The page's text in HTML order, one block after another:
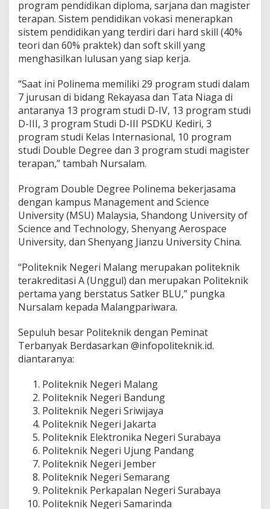
m
n
a
t
i
a
d
a
S
B
M
P
N
0
2
0
program pendidikan diploma, sarjana dan magister
terapan. Sistem pendidikan vokasi menerapkan
sistem pendidikan yang terdiri dari hard skill (40%
teori dan 60% praktek) dan soft skill yang
menghasilkan lulusan yang siap kerja.
“Saat ini Polinema memiliki 29 program studi dalam
7 jurusan di bidang Rekayasa dan Tata Niaga di
antaranya 13 program studi D-IV, 13 program studi
D-III, 3 program Studi D-III PSDKU Kediri, 3
program studi Kelas Internasional, 10 program
studi Double Degree dan 3 program studi magister
terapan,” tambah Nursalam.
Program Double Degree Polinema bekerjasama
dengan kampus Management and Science
University (MSU) Malaysia, Shandong University of
Science and Technology, Shenyang Aerospace
University, dan Shenyang Jianzu University China.
“Politeknik Negeri Malang merupakan politeknik
terakreditasi A (Unggul) dan merupakan Politeknik
pertama yang berstatus Satker BLU,” pungka
Nursalam kepada Malangpariwara.
Sepuluh besar Politeknik dengan Peminat
Terbanyak Berdasarkan @infopoliteknik.id.
diantaranya:
Politeknik Negeri Malang
Politeknik Negeri Bandung
Politeknik Negeri Sriwijaya
Politeknik Negeri Jakarta
Politeknik Elektronika Negeri Surabaya
Politeknik Negeri Ujung Pandang
Politeknik Negeri Jember
Politeknik Negeri Semarang
Politeknik Perkapalan Negeri Surabaya
Politeknik Negeri Samarinda